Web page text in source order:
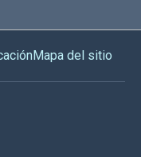
Mapa del sitio